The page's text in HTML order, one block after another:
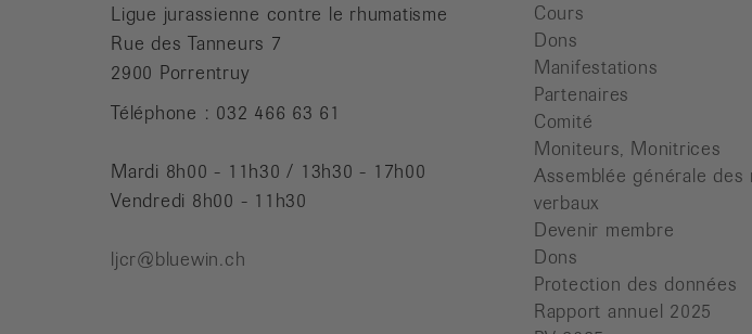
Ligue jurassienne contre le rhumatisme
Rue des Tanneurs 7
2900 Porrentruy
Téléphone : 032 466 63 61
Mardi 8h00 - 11h30 / 13h30 - 17h00
Vendredi 8h00 - 11h30
ljcr@bluewin.ch
Cours
Dons
Manifestations
Partenaires
Comité
Moniteurs, Monitrices
Assemblée générale
verbaux
Devenir membre
Dons
Protection des données
Rapport annuel 2025